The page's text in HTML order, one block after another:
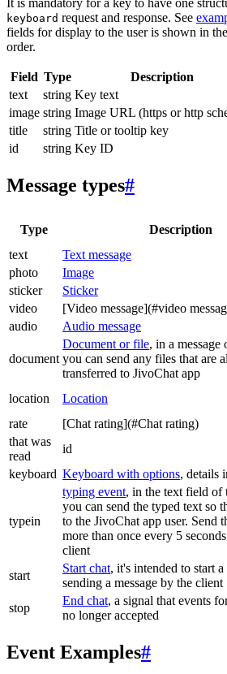
It is mandatory for a key to have one
keyboard request and response. See
fields for display to the user is shown in
order.
Field Type Description
text
string Key text
image string Image URL (https or http
title
string Title or tooltip key
id
string Key ID
Message types#
Type Description
text
Text message
photo
Image
sticker
Sticker
video
[Video message](#video
audio
Audio message
document
Document or file, in a message
you can send any files that are
transferred to JivoChat app
location Location
rate
[Chat rating](#Chat rating)
that was
read
id
keyboard Keyboard with options, details
typein
typing event, in the text field of
you can send the typed text so
to the JivoChat app user. Send
more than once every 5
client
start
Start chat, it's intended to start
sending a message by the client
stop
End chat, a signal that events
no longer accepted
Event Examples#